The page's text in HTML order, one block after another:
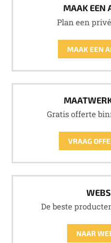
MAAK EEN
Plan een
MAAK EEN
Gratis offerte
VRAAG
De beste
NAAR